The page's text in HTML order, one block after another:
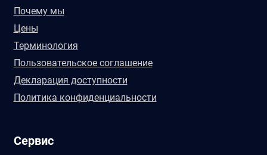
Почему мы
Цены
Терминология
Пользовательское соглашение
Декларация доступности
Политика конфиденциальности
Сервис